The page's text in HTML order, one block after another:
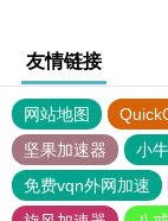
友情链接
网站地图
坚果加速器
小
免费vqn外网加速